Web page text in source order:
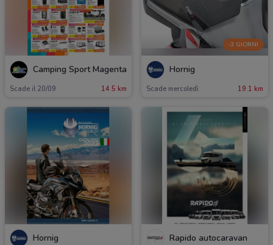
Camping Sport Magenta
Scade il 20/09 14.5 km
-3 GIORNI
Hornig
Scade mercoledì 19.1 km
Hornig Rapido autocaravan